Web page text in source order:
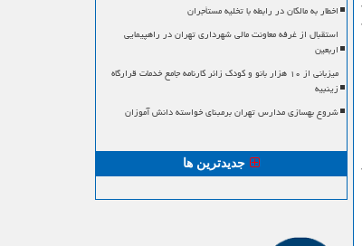
اخطار به مالکان در رابطه با تخلیه مستأجران
استقبال از غرفه معاونت مالی شهرداری تهران در راهپیمایی
اربعین
میزبانی از ۱۰ هزار بانو و کودک زائر کارنامه جامع خدمات قرارگاه
زینبیه
شروع بهسازی مدارس تهران برمبنای خواسته دانش آموزان
جدیدترین ها